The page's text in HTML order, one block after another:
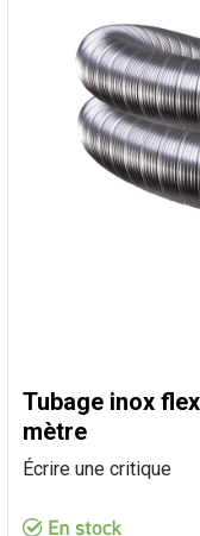
Tubage inox
mètre
Écrire une critique